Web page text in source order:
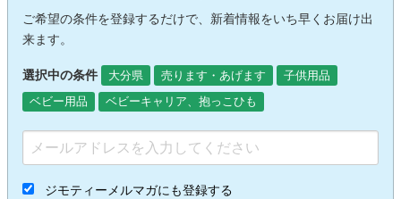
ご希望の条件を登録するだけで、新着情報をいち早くお届け出
来ます。
選択中の条件 大分県 売ります・あげます
子供用品
ベビー用品
ベビーキャリア、抱っこひも
ジモティーメルマガにも登録する